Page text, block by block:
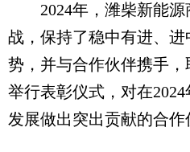
2024年，潍柴新能源
战，保持了稳中有进、
势，并与合作伙伴携手
举行表彰仪式，对在
发展做出突出贡献的合作